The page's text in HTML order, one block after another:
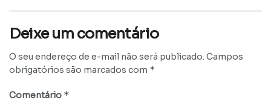
Deixe um comentário
O seu endereço de e-mail não será publicado. Campos
obrigatórios são marcados com *
Comentário *